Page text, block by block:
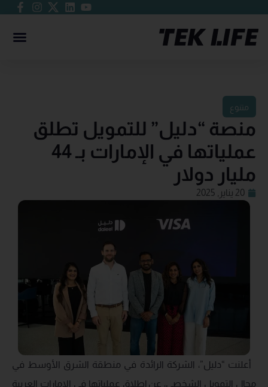
متنوع
منصة “دليل” للتمويل تطلق
عملياتها في الإمارات بـ 44
مليار دولار
20 يناير, 2025
أعلنت “دليل”، الشركة الرائدة في منطقة الشرق الأوسط في
مجال التمويل الشخصي، عن إطلاق عملياتها في الإمارات العربية